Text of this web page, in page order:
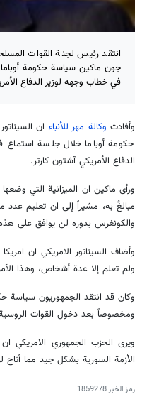
انتقد رئيس لجنة القوات
جون ماكين سياسة حكومة أوباما
في خطاب وجهه لوزير الدفاع
وأفادت وكالة مهر للأنباء ان
حكومة أوباما خلال جلسة
الدفاع الأمريكي آشتون كارتر.
ورأى ماكين ان الميزانية التي
مبالغٌ به، مشيراً إلى ان تعليم عدد
والكونغرس بدوره لن يوافق على هذه
وأضاف السيناتور الامريكي ان
ولم تعلم إلا عدة أشخاص، وهذا
وكان قد انتقد الجمهوريون سياسة
ومخصوصاً بعد دخول القوات
ويرى الحزب الجمهوري الامريكي
الأزمة السورية بشكل جيد مما
رمز الخبر1859278